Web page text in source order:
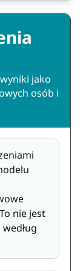
jako
osób i
nie jest